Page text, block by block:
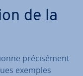
de la
pré­ci­sé­ment
exemples